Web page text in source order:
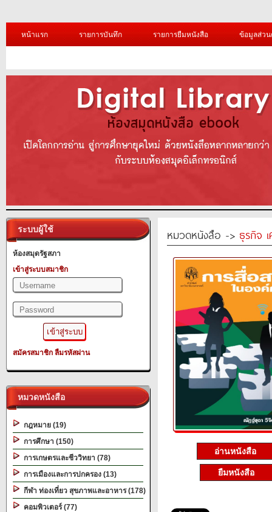
หน้าแรก รายการบันทึก รายการยืมหนังสือ ข้อมูลส่ว
ระบบผู้ใช้
ห้องสมุดรัฐสภา
เข้าสู่ระบบสมาชิก
สมัครสมาชิก ลืมรหัสผ่าน
หมวดหนังสือ
กฎหมาย (19)
การศึกษา (150)
การเกษตรและชีววิทยา (78)
การเมืองและการปกครอง (13)
กีฬา ท่องเที่ยว สุขภาพและอาหาร (178)
คอมพิวเตอร์ (77)
หมวดหนังสือ -> ธุรกิจ
อ่านหนังสือ
ยืมหนังสือ